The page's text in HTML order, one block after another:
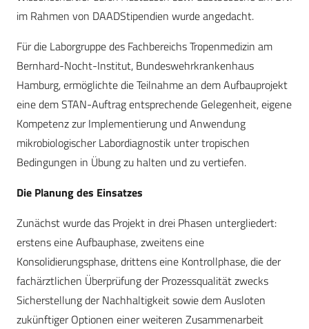
im Rahmen von DAADStipendien wurde angedacht.
Für die Laborgruppe des Fachbereichs Tropenmedizin am
Bernhard-Nocht-Institut, Bundeswehrkrankenhaus
Hamburg, ermöglichte die Teilnahme an dem Aufbauprojekt
eine dem STAN-Auftrag entsprechende Gelegenheit, eigene
Kompetenz zur Implementierung und Anwendung
mikrobiologischer Labordiagnostik unter tropischen
Bedingungen in Übung zu halten und zu vertiefen.
Die Planung des Einsatzes
Zunächst wurde das Projekt in drei Phasen untergliedert:
erstens eine Aufbauphase, zweitens eine
Konsolidierungsphase, drittens eine Kontrollphase, die der
fachärztlichen Überprüfung der Prozessqualität zwecks
Sicherstellung der Nachhaltigkeit sowie dem Ausloten
zukünftiger Optionen einer weiteren Zusammenarbeit